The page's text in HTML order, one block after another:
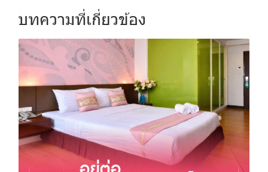
บทความที่เกี่ยวข้อง